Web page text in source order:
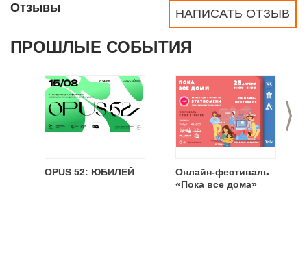
НАПИСАТЬ ОТЗЫВ
Отзывы
ПРОШЛЫЕ СОБЫТИЯ
>
OPUS 52: ЮБИЛЕЙ
Онлайн-фестиваль
«Пока все дома»